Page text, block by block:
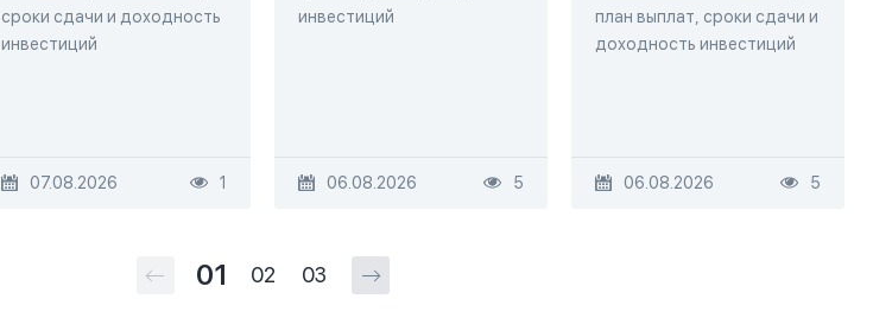
сроки сдачи и доходность
инвестиций
07.08.2026 1
инвестиций
06.08.2026 5
план выплат, сроки сдачи и
доходность инвестиций
06.08.2026 5
01 02 03